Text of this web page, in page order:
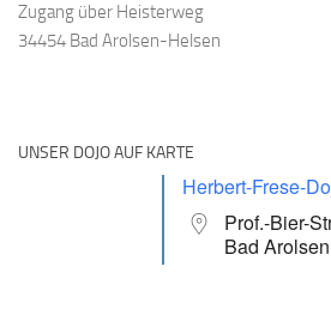
Zugang über Heisterweg
34454 Bad Arolsen-Helsen
UNSER DOJO AUF KARTE
Herbert-Frese-
Prof.-Bier-
Bad Arolsen